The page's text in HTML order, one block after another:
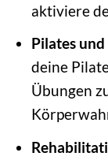
aktiviere
Pilates und
deine
Übungen